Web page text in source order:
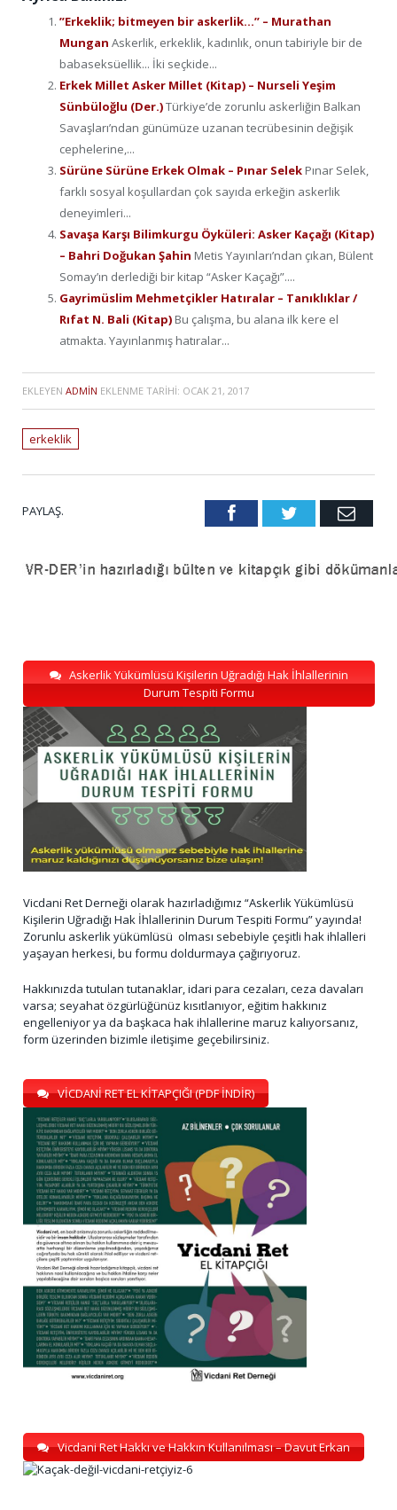
”Erkeklik; bitmeyen bir askerlik…” – Murathan
Mungan Askerlik, erkeklik, kadınlık, onun tabiriyle bir de
babaseksüellik... İki seçkide...
Erkek Millet Asker Millet (Kitap) – Nurseli Yeşim
Sünbüloğlu (Der.)Türkiye’de zorunlu askerliğin Balkan
Savaşları’ndan günümüze uzanan tecrübesinin değişik
cephelerine,...
Sürüne Sürüne Erkek Olmak – Pınar Selek Pınar Selek,
farklı sosyal koşullardan çok sayıda erkeğin askerlik
deneyimleri...
Savaşa Karşı Bilimkurgu Öyküleri: Asker Kaçağı (Kitap)
– Bahri Doğukan Şahin Metis Yayınları’ndan çıkan, Bülent
Somay’ın derlediği bir kitap “Asker Kaçağı”....
Gayrimüslim Mehmetçikler Hatıralar – Tanıklıklar /
Rıfat N. Bali (Kitap) Bu çalışma, bu alana ilk kere el
atmakta. Yayınlanmış hatıralar...
EKLEYEN ADMIN EKLENME TARIHI: OCAK 21, 2017
erkeklik
PAYLAŞ. FacebookTwitter Email
Askerlik Yükümlüsü Kişilerin Uğradığı Hak İhlallerinin
Durum Tespiti Formu
Vicdani Ret Derneği olarak hazırladığımız “Askerlik Yükümlüsü
Kişilerin Uğradığı Hak İhlallerinin Durum Tespiti Formu” yayında!
Zorunlu askerlik yükümlüsü olması sebebiyle çeşitli hak ihlalleri
yaşayan herkesi, bu formu doldurmaya çağırıyoruz.
Hakkınızda tutulan tutanaklar, idari para cezaları, ceza davaları
varsa; seyahat özgürlüğünüz kısıtlanıyor, eğitim hakkınız
engelleniyor ya da başkaca hak ihlallerine maruz kalıyorsanız,
form üzerinden bizimle iletişime geçebilirsiniz.
VİCDANİ RET EL KİTAPÇIĞI (PDF İNDİR)
Vicdani Ret Hakkı ve Hakkın Kullanılması – Davut Erkan